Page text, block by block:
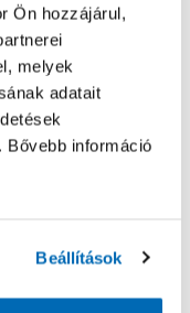
Ön hozzájárul,
melyek
adatait
Bővebb információ
Beállítások